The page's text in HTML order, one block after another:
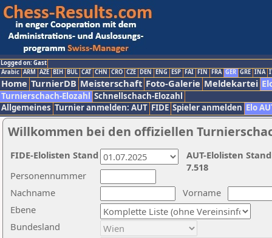
Logged on: Gast
Arabic ARM AZE BIH BUL CAT CHN CRO CZE DEN ENG ESP FAI FIN FRA GER GRE INA
Home TurnierDB Meisterschaft Foto-Galerie Meldekartei
Turnierschach-Elozahl Schnellschach-Elozahl
Allgemeines Turnier anmelden: AUT FIDE Spieler anmelden Elo
Willkommen bei den offiziellen
Nachname
Vorname
Ebene
Personennummer
Bundesland
AUT-Elolisten
7.518
FIDE-Elolisten Stand